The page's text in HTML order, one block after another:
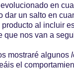
evolucionado en
dar un salto en
al incluir
que nos van a
mostraré algunos
el